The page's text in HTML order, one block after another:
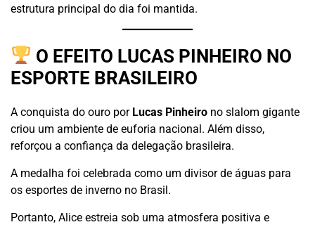
estrutura principal do dia foi mantida.
O EFEITO LUCAS PINHEIRO NO
ESPORTE BRASILEIRO
A conquista do ouro por Lucas Pinheiro no slalom gigante
criou um ambiente de euforia nacional. Além disso,
reforçou a confiança da delegação brasileira.
A medalha foi celebrada como um divisor de águas para
os esportes de inverno no Brasil.
Portanto, Alice estreia sob uma atmosfera positiva e